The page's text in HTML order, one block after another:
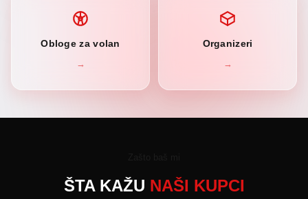
Obloge za volan
→
Organizeri
→
ŠTA KAŽU NAŠI KUPCI